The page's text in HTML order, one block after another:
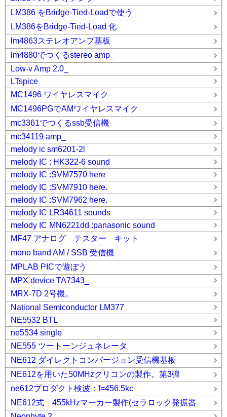
LM386 をBridge-Tied-Loadで使う
LM386をBridge-Tied-Load 化
lm4863ステレオアンプ基板
lm4880でつくるstereo amp_
Low-v Amp 2.0_
LTspice
MC1496 ワイヤレスマイク
MC1496PGでAMワイヤレスマイク
mc3361でつくるssb受信機
mc34119 amp_
melody ic sm6201-2l
melody IC : HK322-6 sound
melody IC :SVM7570 here
melody IC :SVM7910 here.
melody IC :SVM7962 here.
melody IC LR34611 sounds
melody IC MN6221dd :panasonic sound
MF47 アナログ テスター キット
mono band AM / SSB 受信機
MPLAB PICで遊ぼう
MPX device TA7343_
MRX-7D 2号機。
National Semiconductor LM377
NE5532 BTL
ne5534 single
NE555 ツートーンジュネレータ
NE612 ダイレクトコンバージョン受信機基板
NE612を用いた50MHzクリコンの製作。第3弾
ne612プロダクト検波：f=456.5kc
NE612式 455kHzマーカー製作(セラロック発振器